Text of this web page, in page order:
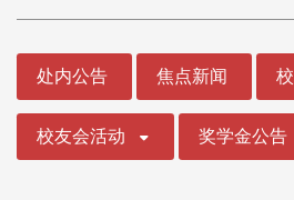
处内公告 焦点新闻
校友会活动 奖学金公告